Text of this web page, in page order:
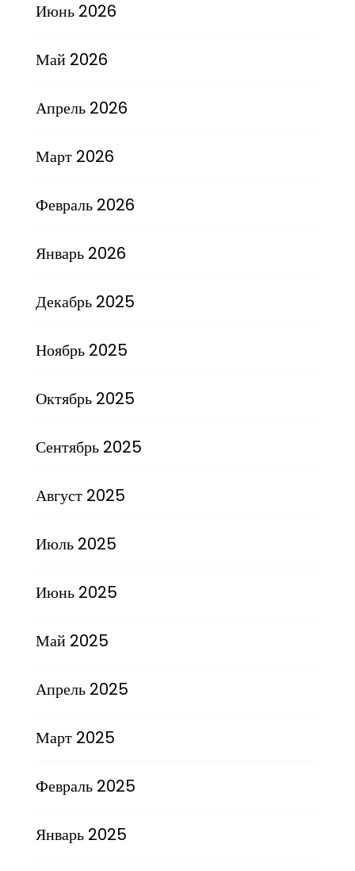
Июнь 2026
Май 2026
Апрель 2026
Март 2026
Февраль 2026
Январь 2026
Декабрь 2025
Ноябрь 2025
Октябрь 2025
Сентябрь 2025
Август 2025
Июль 2025
Июнь 2025
Май 2025
Апрель 2025
Март 2025
Февраль 2025
Январь 2025